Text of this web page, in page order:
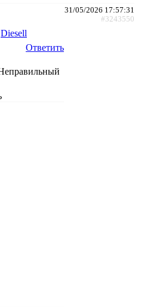
31/05/2026 17:57:31
#3243550
Diesell
Ответить